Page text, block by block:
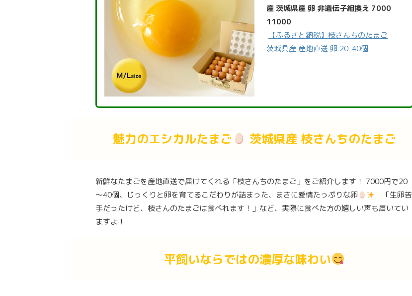
産 茨城県産 卵 非遺伝子組換え 7000
11000
【ふるさと納税】枝さんちのたまご
茨城県産 産地直送 卵 20-40個
魅力のエシカルたまご 茨城県産 枝さんちのたまご
新鮮なたまごを産地直送で届けてくれる「枝さんちのたまご」をご紹介します！ 7000円で20
～40個、じっくりと卵を育てるこだわりが詰まった、まさに愛情たっぷりな卵
「生卵苦
手だったけど、枝さんのたまごは食べれます！」など、実際に食べた方の嬉しい声も届いてい
ますよ！
平飼いならではの濃厚な味わい